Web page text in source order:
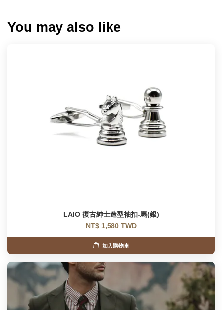
You may also like
LAIO 復古紳士造型袖扣-馬(銀)
NT$ 1,580 TWD
加入購物車